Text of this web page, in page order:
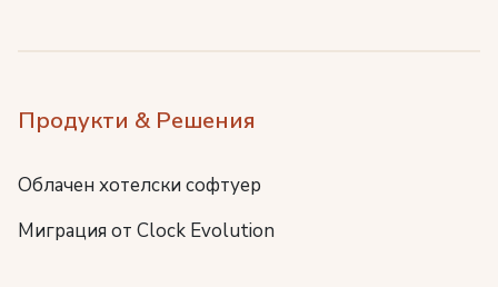
Продукти & Решения
Облачен хотелски софтуер
Миграция от Clock Evolution